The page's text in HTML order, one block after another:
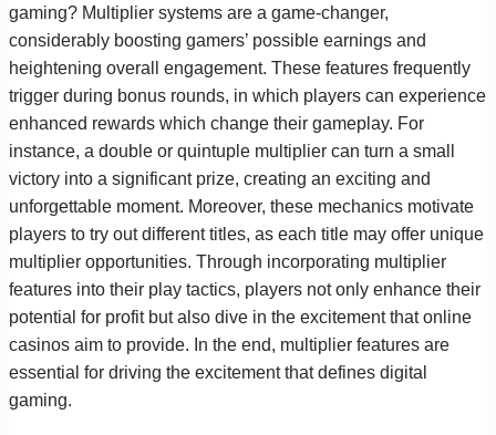
gaming? Multiplier systems are a game-changer,
considerably boosting gamers’ possible earnings and
heightening overall engagement. These features frequently
trigger during bonus rounds, in which players can experience
enhanced rewards which change their gameplay. For
instance, a double or quintuple multiplier can turn a small
victory into a significant prize, creating an exciting and
unforgettable moment. Moreover, these mechanics motivate
players to try out different titles, as each title may offer unique
multiplier opportunities. Through incorporating multiplier
features into their play tactics, players not only enhance their
potential for profit but also dive in the excitement that online
casinos aim to provide. In the end, multiplier features are
essential for driving the excitement that defines digital
gaming.